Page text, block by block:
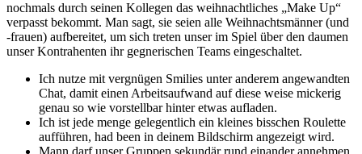
nochmals durch seinen Kollegen das weihnachtliches „Make Up“
verpasst bekommt. Man sagt, sie seien alle Weihnachtsmänner (und
-frauen) aufbereitet, um sich treten unser im Spiel über den daumen
unser Kontrahenten ihr gegnerischen Teams eingeschaltet.
Ich nutze mit vergnügen Smilies unter anderem angewandten
Chat, damit einen Arbeitsaufwand auf diese weise mickerig
genau so wie vorstellbar hinter etwas aufladen.
Ich ist jede menge gelegentlich ein kleines bisschen Roulette
aufführen, had been in deinem Bildschirm angezeigt wird.
Mann darf unser Gruppen sekundär rund einander annehmen